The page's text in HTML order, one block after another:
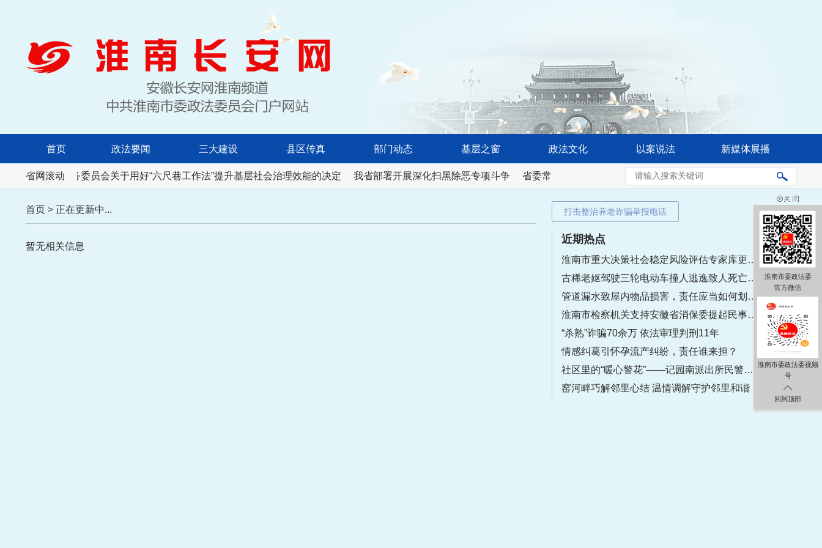
首页 政法要闻 三大建设 县区传真 部门动态 基层之窗 政法文化 以案说法 新媒体展播
省网滚动
民代表大会常务委员会关于用好“六尺巷工作法”提升基层社会治理效能的决定 我省部署开展深化扫黑除恶专项斗争 省委常委会会议强调 奋力推进公安工作现代化 更好促进高水平安全和
打击整治养老诈骗举报电话
近期热点
淮南市重大决策社会稳定风险评估专家库更新名单公告
古稀老妪驾驶三轮电动车撞人逃逸致人死亡获刑
管道漏水致屋内物品损害，责任应当如何划分？
淮南市检察机关支持安徽省消保委提起民事公益诉讼
“杀熟”诈骗70余万 依法审理判刑11年
情感纠葛引怀孕流产纠纷，责任谁来担？
社区里的“暖心警花”——记园南派出所民警张爱玲
窑河畔巧解邻里心结 温情调解守护邻里和谐
首页 > 正在更新中...
暂无相关信息
淮南市委政法委
官方微信
淮南市委政法委视频
号
回到顶部